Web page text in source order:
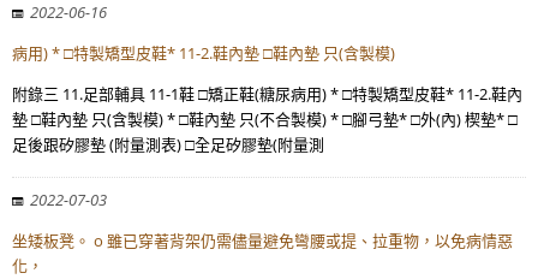
2022-06-16
病用) * □特製矯型皮鞋* 11-2.鞋內墊 □鞋內墊 只(含製模)
附錄三 11.足部輔具 11-1鞋 □矯正鞋(糖尿病用) * □特製矯型皮鞋* 11-2.鞋內
墊 □鞋內墊 只(含製模) * □鞋內墊 只(不合製模) * □腳弓墊* □外(內) 楔墊* □
足後跟矽膠墊 (附量測表) □全足矽膠墊(附量測
2022-07-03
坐矮板凳。 o 雖已穿著背架仍需儘量避免彎腰或提、拉重物，以免病情惡
化，